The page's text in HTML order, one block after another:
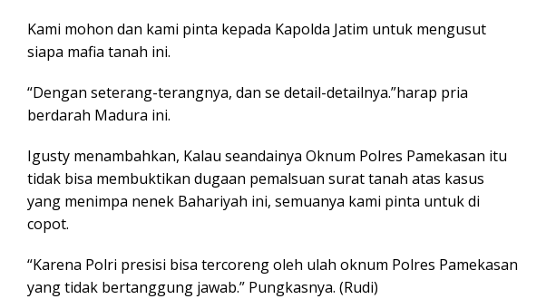
Kami mohon dan kami pinta kepada Kapolda Jatim untuk mengusut
siapa mafia tanah ini.
“Dengan seterang-terangnya, dan se detail-detailnya.”harap pria
berdarah Madura ini.
Igusty menambahkan, Kalau seandainya Oknum Polres Pamekasan itu
tidak bisa membuktikan dugaan pemalsuan surat tanah atas kasus
yang menimpa nenek Bahariyah ini, semuanya kami pinta untuk di
copot.
“Karena Polri presisi bisa tercoreng oleh ulah oknum Polres Pamekasan
yang tidak bertanggung jawab.” Pungkasnya. (Rudi)